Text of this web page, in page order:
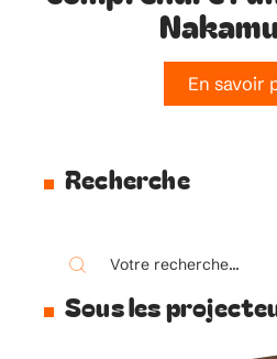
En savoir
Recherche
Sous les